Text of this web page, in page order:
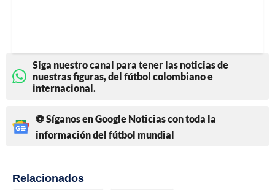
Siga nuestro canal para tener las noticias de
nuestras figuras, del fútbol colombiano e
internacional.
⚽ Síganos en Google Noticias con toda la
información del fútbol mundial
Relacionados